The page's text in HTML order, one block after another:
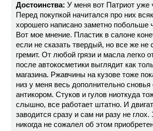
Достоинства: У меня вот Патриот уже
Перед покупкой начитался про них
хорошего написано заметно побольше
Вот мое мнение. Пластик в салоне
если не сказать твердый, но все же не
гремит. От любой грязи и масла легко
после автокосметики выглядит как
магазина. Ржавчины на кузове тоже
низ у меня весь дополнительно сновья
антикором. Стуков и гулов ниоткуда
слышно, все работает штатно. И
заводится сразу и сам ни разу не глох.
никогда не сожалел об этом